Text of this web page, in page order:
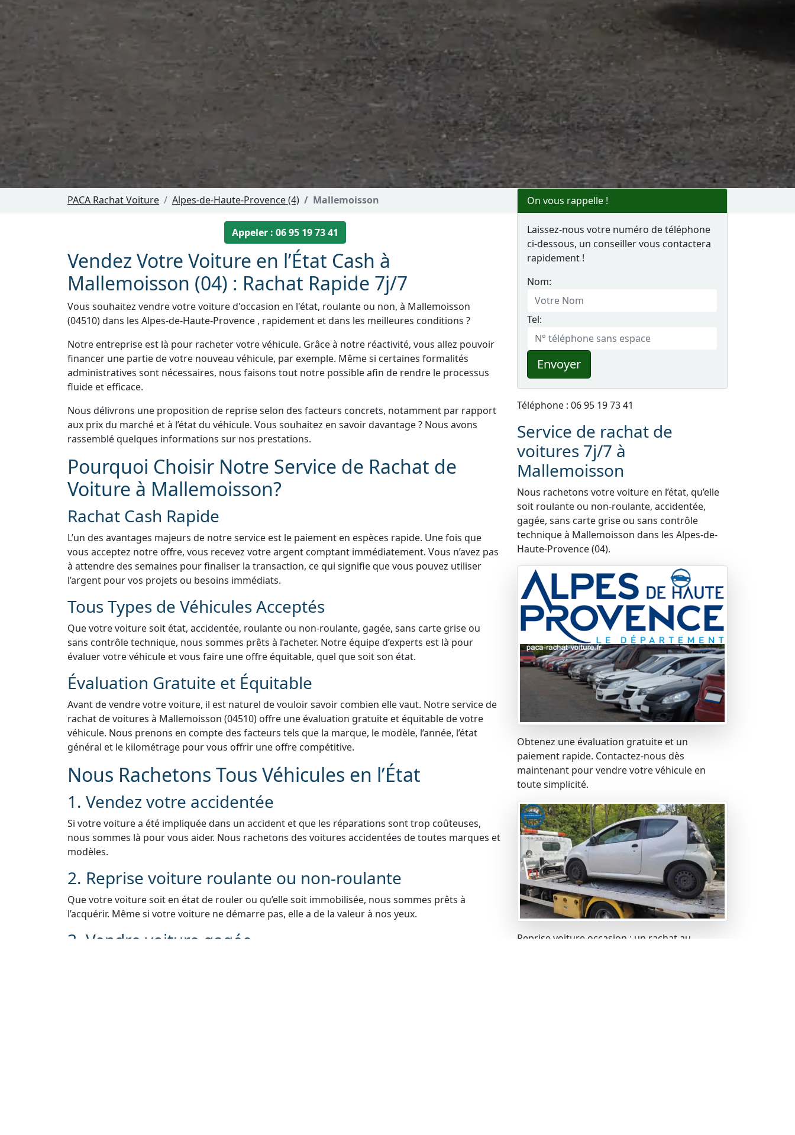
PACA Rachat Voiture Alpes-de-Haute-Provence (4) Mallemoisson
Appeler : 06 95 19 73 41
Vendez Votre Voiture en l’État Cash à
Mallemoisson (04) : Rachat Rapide 7j/7
Vous souhaitez vendre votre voiture d'occasion en l'état, roulante ou non, à Mallemoisson
(04510) dans les Alpes-de-Haute-Provence , rapidement et dans les meilleures conditions ?
Notre entreprise est là pour racheter votre véhicule. Grâce à notre réactivité, vous allez pouvoir
financer une partie de votre nouveau véhicule, par exemple. Même si certaines formalités
administratives sont nécessaires, nous faisons tout notre possible afin de rendre le processus
fluide et efficace.
Nous délivrons une proposition de reprise selon des facteurs concrets, notamment par rapport
aux prix du marché et à l’état du véhicule. Vous souhaitez en savoir davantage ? Nous avons
rassemblé quelques informations sur nos prestations.
Pourquoi Choisir Notre Service de Rachat de
Voiture à Mallemoisson?
Rachat Cash Rapide
L’un des avantages majeurs de notre service est le paiement en espèces rapide. Une fois que
vous acceptez notre offre, vous recevez votre argent comptant immédiatement. Vous n’avez pas
à attendre des semaines pour finaliser la transaction, ce qui signifie que vous pouvez utiliser
l’argent pour vos projets ou besoins immédiats.
Tous Types de Véhicules Acceptés
Que votre voiture soit état, accidentée, roulante ou non-roulante, gagée, sans carte grise ou
sans contrôle technique, nous sommes prêts à l’acheter. Notre équipe d’experts est là pour
évaluer votre véhicule et vous faire une offre équitable, quel que soit son état.
Évaluation Gratuite et Équitable
Avant de vendre votre voiture, il est naturel de vouloir savoir combien elle vaut. Notre service de
rachat de voitures à Mallemoisson (04510) offre une évaluation gratuite et équitable de votre
véhicule. Nous prenons en compte des facteurs tels que la marque, le modèle, l’année, l’état
général et le kilométrage pour vous offrir une offre compétitive.
Nous Rachetons Tous Véhicules en l’État
1. Vendez votre accidentée
Si votre voiture a été impliquée dans un accident et que les réparations sont trop coûteuses,
nous sommes là pour vous aider. Nous rachetons des voitures accidentées de toutes marques et
modèles.
2. Reprise voiture roulante ou non-roulante
Que votre voiture soit en état de rouler ou qu’elle soit immobilisée, nous sommes prêts à
l’acquérir. Même si votre voiture ne démarre pas, elle a de la valeur à nos yeux.
3. Vendre voiture gagée
On vous rappelle !
Laissez-nous votre numéro de téléphone
ci-dessous, un conseiller vous contactera
rapidement !
Nom:
Tel:
Envoyer
Téléphone : 06 95 19 73 41
Service de rachat de
voitures 7j/7 à
Mallemoisson
Nous rachetons votre voiture en l’état, qu’elle
soit roulante ou non-roulante, accidentée,
gagée, sans carte grise ou sans contrôle
technique à Mallemoisson dans les Alpes-de-
Haute-Provence (04).
Obtenez une évaluation gratuite et un
paiement rapide. Contactez-nous dès
maintenant pour vendre votre véhicule en
toute simplicité.
Reprise voiture occasion : un rachat au